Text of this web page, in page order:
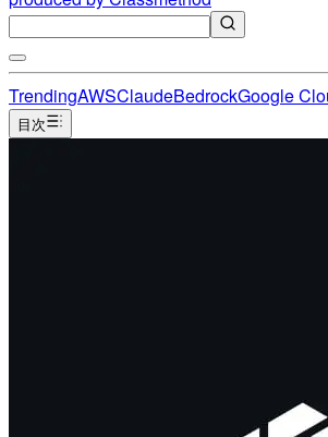
TrendingAWSClaudeBedrockGoogle
目次